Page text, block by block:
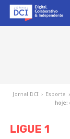
Jornal DCI › Esporte ›
hoje:
LIGUE 1